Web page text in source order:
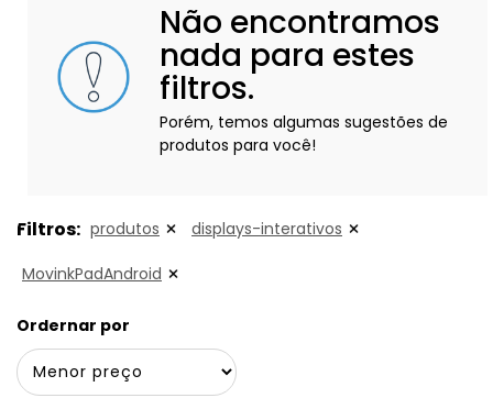
Não encontramos
nada para estes
filtros.
Porém, temos algumas sugestões de
produtos para você!
Filtros: produtos displays-interativos
MovinkPadAndroid
Ordernar por